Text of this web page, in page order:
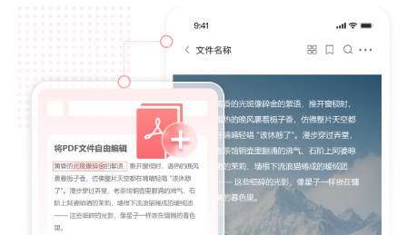
工作中读老板发的 PDF 时，可用该软件边读边标
记需调整或存疑内容，事后统一处理，大幅提升工
作效率。